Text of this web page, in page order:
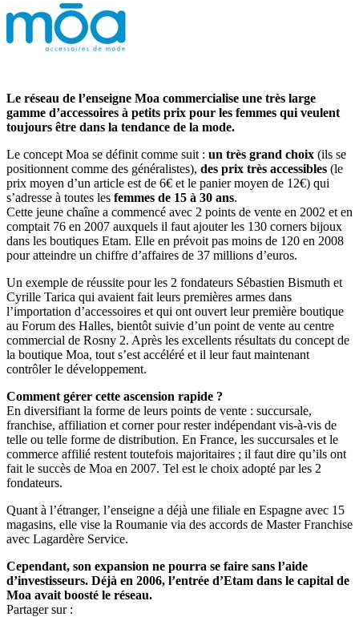
Le réseau de l’enseigne Moa commercialise une très large
gamme d’accessoires à petits prix pour les femmes qui veulent
toujours être dans la tendance de la mode.
Le concept Moa se définit comme suit : un très grand choix (ils se
positionnent comme des généralistes), des prix très accessibles (le
prix moyen d’un article est de 6€ et le panier moyen de 12€) qui
s’adresse à toutes les femmes de 15 à 30 ans.
Cette jeune chaîne a commencé avec 2 points de vente en 2002 et en
comptait 76 en 2007 auxquels il faut ajouter les 130 corners bijoux
dans les boutiques Etam. Elle en prévoit pas moins de 120 en 2008
pour atteindre un chiffre d’affaires de 37 millions d’euros.
Un exemple de réussite pour les 2 fondateurs Sébastien Bismuth et
Cyrille Tarica qui avaient fait leurs premières armes dans
l’importation d’accessoires et qui ont ouvert leur première boutique
au Forum des Halles, bientôt suivie d’un point de vente au centre
commercial de Rosny 2. Après les excellents résultats du concept de
la boutique Moa, tout s’est accéléré et il leur faut maintenant
contrôler le développement.
Comment gérer cette ascension rapide ?
En diversifiant la forme de leurs points de vente : succursale,
franchise, affiliation et corner pour rester indépendant vis-à-vis de
telle ou telle forme de distribution. En France, les succursales et le
commerce affilié restent toutefois majoritaires ; il faut dire qu’ils ont
fait le succès de Moa en 2007. Tel est le choix adopté par les 2
fondateurs.
Quant à l’étranger, l’enseigne a déjà une filiale en Espagne avec 15
magasins, elle vise la Roumanie via des accords de Master Franchise
avec Lagardère Service.
Cependant, son expansion ne pourra se faire sans l’aide
d’investisseurs. Déjà en 2006, l’entrée d’Etam dans le capital de
Moa avait boosté le réseau.
Partager sur :